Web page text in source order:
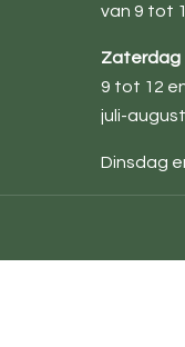
van 9 tot
Zaterdag
9 tot 12
juli-
Dinsdag